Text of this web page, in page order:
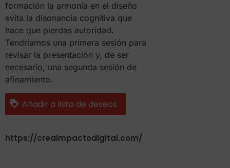
formación la armonía en el diseño
evita la disonancia cognitiva que
hace que pierdas autoridad.
Tendríamos una primera sesión para
revisar la presentación y, de ser
necesario, una segunda sesión de
afinamiento.
Añadir a lista de deseos
https://creaimpactodigital.com/